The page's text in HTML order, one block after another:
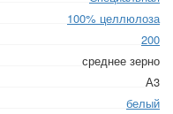
100% целлюлоза
200
среднее зерно
А3
белый